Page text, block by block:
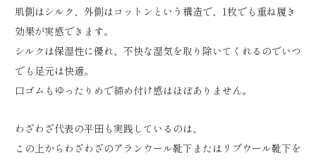
肌側はシルク、外側はコットンという構造で、1枚でも重ね履き
効果が実感できます。
シルクは保湿性に優れ、不快な湿気を取り除いてくれるのでいつ
でも足元は快適。
口ゴムもゆったりめで締め付け感はほぼありません。
わざわざ代表の平田も実践しているのは、
この上からわざわざのアランウール靴下またはリブウール靴下を